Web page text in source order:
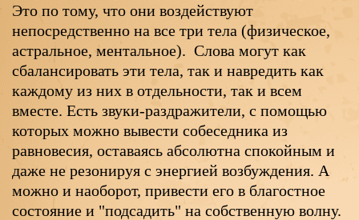
Это по тому, что они воздействуют
непосредственно на все три тела (физическое,
астральное, ментальное). Слова могут как
сбалансировать эти тела, так и навредить как
каждому из них в отдельности, так и всем
вместе. Есть звуки-раздражители, с помощью
которых можно вывести собеседника из
равновесия, оставаясь абсолютна спокойным и
даже не резонируя с энергией возбуждения. А
можно и наоборот, привести его в благостное
состояние и "подсадить" на собственную волну.